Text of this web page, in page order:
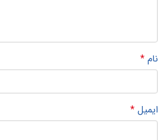
نام *
ایمیل *